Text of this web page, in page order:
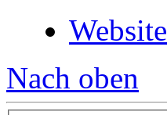
Website
Nach oben